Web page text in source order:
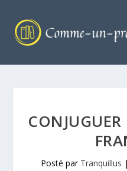
CONJUGUER
Posté par Tranquillus |